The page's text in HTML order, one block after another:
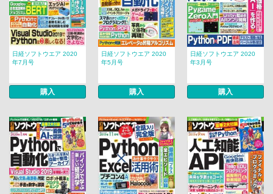
日経ソフトウエア 2020
年7月号
購入
日経ソフトウエア 2020
年5月号
購入
日経ソフトウエア 2020
年3月号
購入